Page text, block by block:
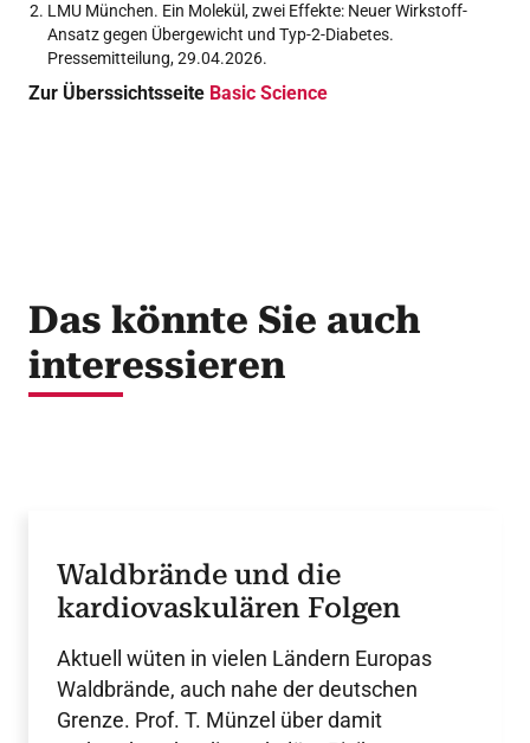
LMU München. Ein Molekül, zwei Effekte: Neuer Wirkstoff-
Ansatz gegen Übergewicht und Typ-2-Diabetes.
Pressemitteilung, 29.04.2026.
Zur Überssichtsseite Basic Science
Das könnte Sie auch
interessieren
Waldbrände und die
kardiovaskulären Folgen
Aktuell wüten in vielen Ländern Europas
Waldbrände, auch nahe der deutschen
Grenze. Prof. T. Münzel über damit